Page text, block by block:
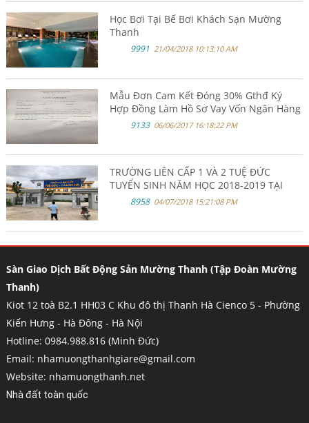
Học Bơi Tại Bế Bơi Khách Sạn Mường
Thanh
9991 21/04/2018 10:13:10 AM
Mẫu Đơn Cam Kết Đóng 30% Gthđ Ký
Hợp Đồng Làm Hồ Sơ Vay Vốn Ngân Hàng
9133 06/06/2017 16:18:22 PM
TRƯỜNG LIÊN CẤP 1 VÀ 2 TUỆ ĐỨC
TUYỂN SINH NĂM HỌC 2018-2019 TẠI
KHU ĐÔ THỊ THANH HÀ HÀ ĐÔNG.
8958 04/07/2018 15:21:08 PM
Sàn Giao Dịch Bất Động Sản Mường Thanh (Tập Đoàn Mường
Thanh)
Kiot 12 toà B2.1 HH03 C Khu đô thị Thanh Hà Cienco 5 - Phường
Kiến Hưng - Hà Đông - Hà Nội
Hotline: 0984.988.816 (Minh Đức)
Email: nhamuongthanhgiare@gmail.com
Website: nhamuongthanh.net
Nhà đất toàn quốc